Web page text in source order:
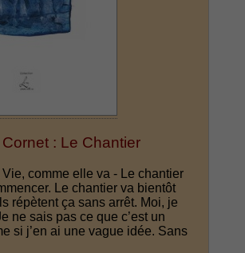
: Le Chantier
comme elle va - Le chantier
Le chantier va bientôt
répètent ça sans arrêt. Moi, je
ne sais pas ce que c’est un
si j’en ai une vague idée. Sans